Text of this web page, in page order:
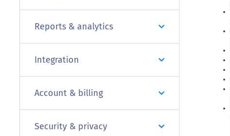
Reports & analytics
Integration
Account & billing
Security & privacy